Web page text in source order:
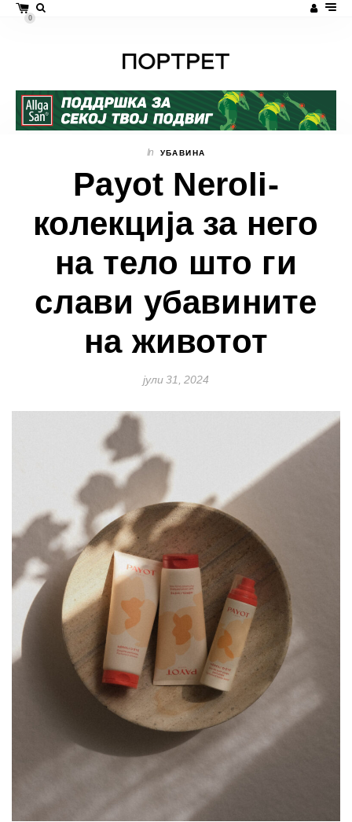
0
In УБАВИНА
Payot Neroli-
колекција за него
на тело што ги
слави убавините
на животот
јули 31, 2024